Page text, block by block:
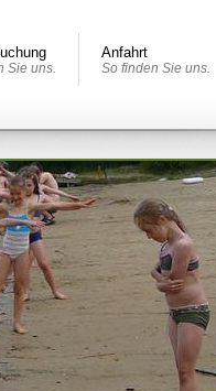
Sie uns.
Anfahrt
So finden Sie uns.